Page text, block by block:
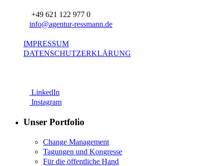
+49 621 122 977 0
info@agentur-ressmann.de
IMPRESSUM
DATENSCHUTZERKLÄRUNG
LinkedIn
Instagram
Unser Portfolio
Change Management
Tagungen und Kongresse
Für die öffentliche Hand